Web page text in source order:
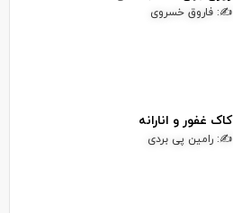
✍: فاروق خسروی
کاک غفور و انارانه
✍: رامین پی بردی